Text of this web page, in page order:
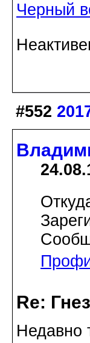
Черный
#552
Re:
Недавно